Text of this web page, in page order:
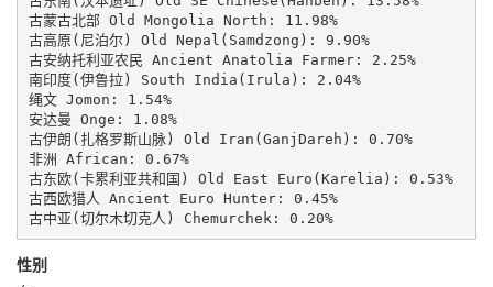
古蒙古北部 Old Mongolia North: 11.98%
古高原(尼泊尔) Old Nepal(Samdzong): 9.90%
古安纳托利亚农民 Ancient Anatolia Farmer: 2.25%
南印度(伊鲁拉) South India(Irula): 2.04%
绳文 Jomon: 1.54%
安达曼 Onge: 1.08%
古伊朗(扎格罗斯山脉) Old Iran(GanjDareh): 0.70%
非洲 African: 0.67%
古东欧(卡累利亚共和国) Old East Euro(Karelia): 0.53%
古西欧猎人 Ancient Euro Hunter: 0.45%
古中亚(切尔木切克人) Chemurchek: 0.20%
性别